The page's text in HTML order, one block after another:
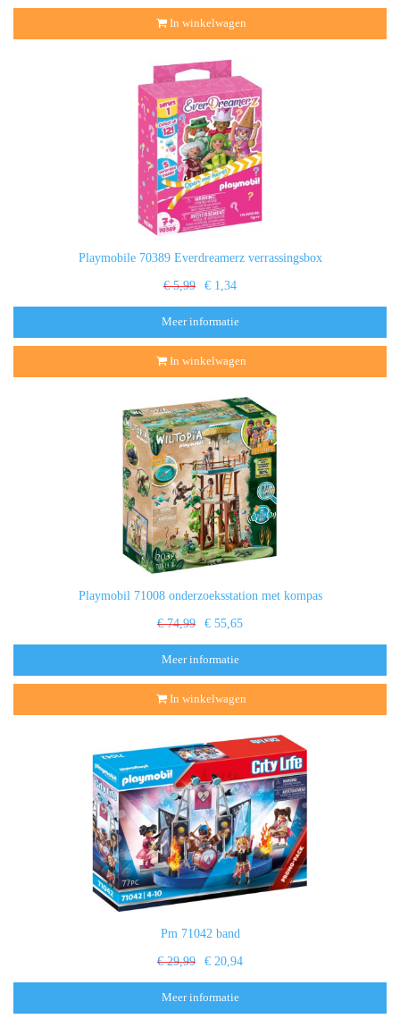
In winkelwagen
Playmobile 70389 Everdreamerz verrassingsbox
€ 5,99 € 1,34
Meer informatie
In winkelwagen
Playmobil 71008 onderzoeksstation met kompas
€ 74,99 € 55,65
Meer informatie
In winkelwagen
Pm 71042 band
€ 29,99 € 20,94
Meer informatie